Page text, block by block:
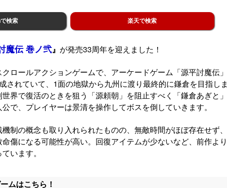
検索 楽天で検索
魔伝 巻ノ弐』 が発売33周年を迎えました！
ロールアクションゲームで、アーケードゲーム「源平討魔伝」
されていて、1面の地獄から九州に渡り最終的に鎌倉を目指しま
界で復活のときを狙う「源頼朝」を阻止すべく「鎌倉あぎと」
で、プレイヤーは景清を操作してボスを倒していきます。
制の概念も取り入れられたものの、無敵時間がほぼ存在せず、
傷になる可能性が高い。回復アイテムが少ないなど、前作より
います。
ムはこちら！